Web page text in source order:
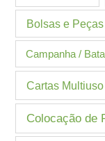
Bolsas e Peças
Campanha /
Cartas Multiuso
Colocação de